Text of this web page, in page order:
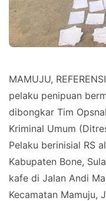
MAMUJU,
pelaku penipuan
dibongkar Tim
Kriminal Umum
Pelaku berinisial RS
Kabupaten Bone,
kafe di Jalan Andi
Kecamatan Mamuju,